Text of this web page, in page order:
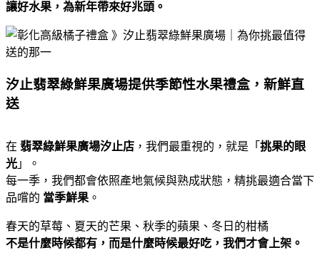
讓好水果，為新年帶來好兆頭。
汐止翡翠綠鮮果廣場提供季節性水果禮盒，新鮮直
送
在 翡翠綠鮮果廣場汐止店 ，我們最重視的，就是「 挑果的眼
光 」。
每一季，我們都會依照產地氣候與熟成狀態，精挑最適合當下
品嚐的 當季鮮果 。
春天的草莓、夏天的芒果、秋季的蘋果、冬日的柑橘
不是什麼時候都有，而是什麼時候最好吃，我們才會上架。